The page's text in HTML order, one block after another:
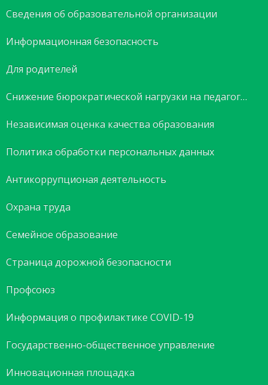
Сведения об образовательной организации
Информационная безопасность
Для родителей
Снижение бюрократической нагрузки на педагогов
Независимая оценка качества образования
Политика обработки персональных данных
Антикоррупционая деятельность
Охрана труда
Семейное образование
Страница дорожной безопасности
Профсоюз
Информация о профилактике COVID-19
Государственно-общественное управление
Инновационная площадка